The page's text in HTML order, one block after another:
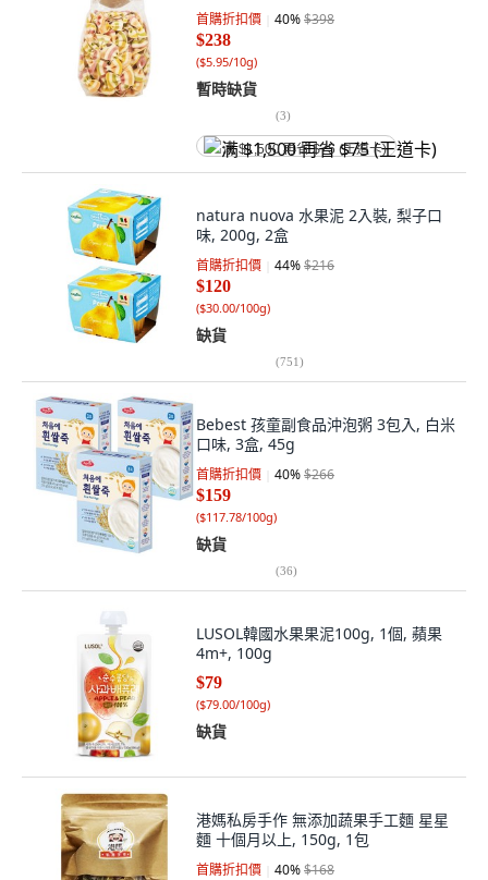
首購折扣價 40%$398
$238
($5.95/10g)
暫時缺貨
(3)
满 $1,500 再省 $75 (王道卡)
natura nuova 水果泥 2入裝, 梨子口
味, 200g, 2盒
首購折扣價 44%$216
$120
($30.00/100g)
缺貨
(751)
Bebest 孩童副食品沖泡粥 3包入, 白米
口味, 3盒, 45g
首購折扣價 40%$266
$159
($117.78/100g)
缺貨
(36)
LUSOL韓國水果果泥100g, 1個, 蘋果
4m+, 100g
$79
($79.00/100g)
缺貨
港媽私房手作 無添加蔬果手工麵 星星
麵 十個月以上, 150g, 1包
首購折扣價 40%$168